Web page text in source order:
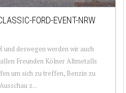
FORD-EVENT-NRW
deswegen werden wir auch
Freunden Kölner Altmetalls
um sich zu treffen, Benzin zu
z...